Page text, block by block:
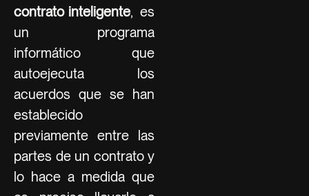
contrato inteligente, es
un programa
informático que
autoejecuta los
acuerdos que se han
establecido
previamente entre las
partes de un contrato y
lo hace a medida que